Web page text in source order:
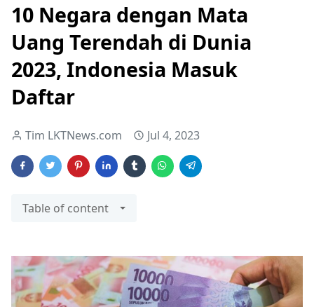
10 Negara dengan Mata
Uang Terendah di Dunia
2023, Indonesia Masuk
Daftar
Tim LKTNews.com Jul 4, 2023
Table of content